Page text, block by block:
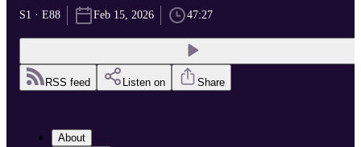
S1 · E88 Feb 15, 2026 47:27
RSS feed Listen on Share
About